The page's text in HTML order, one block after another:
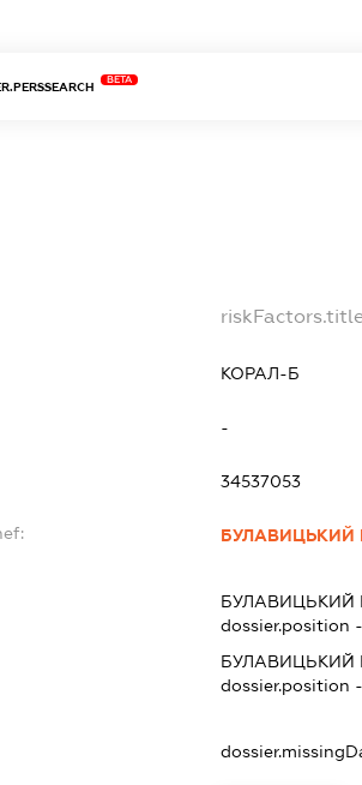
BETA
КОРАЛ-Б
-
34537053
БУЛАВИЦЬКИЙ
dossier.position -
БУЛАВИЦЬКИЙ
dossier.position -